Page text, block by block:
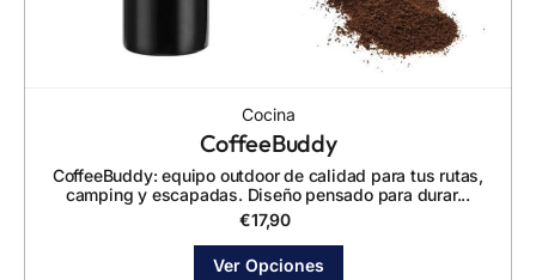
Cocina
CoffeeBuddy
CoffeeBuddy: equipo outdoor de calidad para tus rutas,
camping y escapadas. Diseño pensado para durar...
€17,90
Ver Opciones